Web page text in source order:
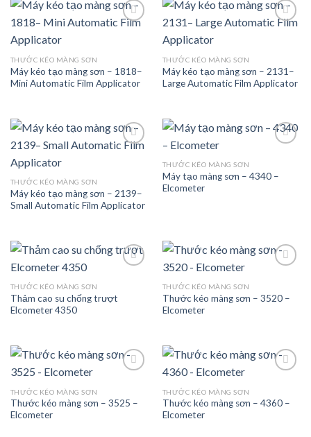
THƯỚC KÉO MÀNG SƠN
Máy kéo tạo màng sơn – 1818–
Mini Automatic Film Applicator
THƯỚC KÉO MÀNG SƠN
Máy kéo tạo màng sơn – 2131–
Large Automatic Film Applicator
THƯỚC KÉO MÀNG SƠN
Máy kéo tạo màng sơn – 2139–
Small Automatic Film Applicator
Add to
THƯỚC KÉO MÀNG SƠN
Máy tạo màng sơn – 4340 –
Elcometer
Add to
THƯỚC KÉO MÀNG SƠN
Thảm cao su chống trượt
Elcometer 4350
Add to
THƯỚC KÉO MÀNG SƠN
Thước kéo màng sơn – 3520 –
Elcometer
Add to
THƯỚC KÉO MÀNG SƠN
Thước kéo màng sơn – 3525 –
Elcometer
Add to
THƯỚC KÉO MÀNG SƠN
Thước kéo màng sơn – 4360 –
Elcometer